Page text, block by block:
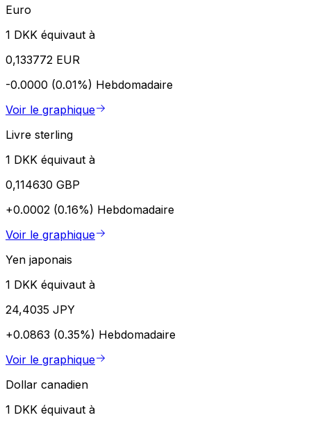
Euro
1 DKK équivaut à
0,133772 EUR
-0.0000 (0.01%) Hebdomadaire
Voir le graphique
Livre sterling
1 DKK équivaut à
0,114630 GBP
+0.0002 (0.16%) Hebdomadaire
Voir le graphique
Yen japonais
1 DKK équivaut à
24,4035 JPY
+0.0863 (0.35%) Hebdomadaire
Voir le graphique
Dollar canadien
1 DKK équivaut à